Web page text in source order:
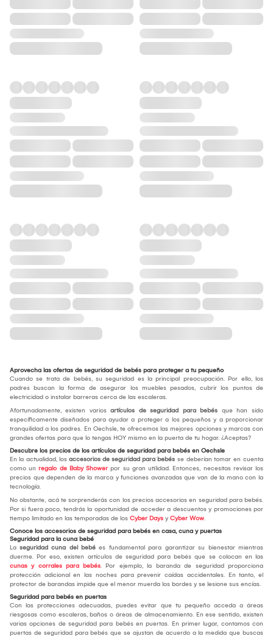
Aprovecha las ofertas de seguridad de bebés para proteger a tu pequeño
Cuando se trata de bebés, su seguridad es la principal preocupación. Por ello, los
padres buscan la forma de asegurar los muebles pesados, cubrir los puntos de
electricidad o instalar barreras cerca de las escaleras.
Afortunadamente, existen varios artículos de seguridad para bebés que han sido
específicamente diseñados para ayudar a proteger a los pequeños y a proporcionar
tranquilidad a los padres. En Oechsle, te ofrecemos las mejores opciones y marcas con
grandes ofertas para que lo tengas HOY mismo en la puerta de tu hogar. ¿Aceptas?
Descubre los precios de los artículos de seguridad para bebés en Oechsle
En la actualidad, los accesorios de seguridad para bebés se deberían tomar en cuenta
como un regalo de Baby Shower por su gran utilidad. Entonces, necesitas revisar los
precios que dependen de la marca y funciones avanzadas que van de la mano con la
tecnología.
No obstante, acá te sorprenderás con los precios accesorios en seguridad para bebés.
Por si fuera poco, tendrás la oportunidad de acceder a descuentos y promociones por
tiempo limitado en las temporadas de los Cyber Days y Cyber Wow.
Conoce los accesorios de seguridad para bebés en casa, cuna y puertas
Seguridad para la cuna bebé
La seguridad cuna del bebé es fundamental para garantizar su bienestar mientras
duerme. Por eso, existen artículos de seguridad para bebés que se colocan en las
cunas y corrales para bebés. Por ejemplo, la baranda de seguridad proporciona
protección adicional en las noches para prevenir caídas accidentales. En tanto, el
protector de barandas impide que el menor muerda los bordes y se lesione sus encías.
Seguridad para bebés en puertas
Con las protecciones adecuadas, puedes evitar que tu pequeño acceda a áreas
riesgosas como escaleras, baños o áreas de almacenamiento. En ese sentido, existen
varias opciones de seguridad para bebés en puertas. En primer lugar, contamos con
puertas de seguridad para bebés que se ajustan de acuerdo a la medida que buscas